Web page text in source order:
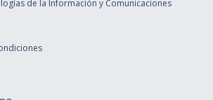
de la Información y Comunicaciones